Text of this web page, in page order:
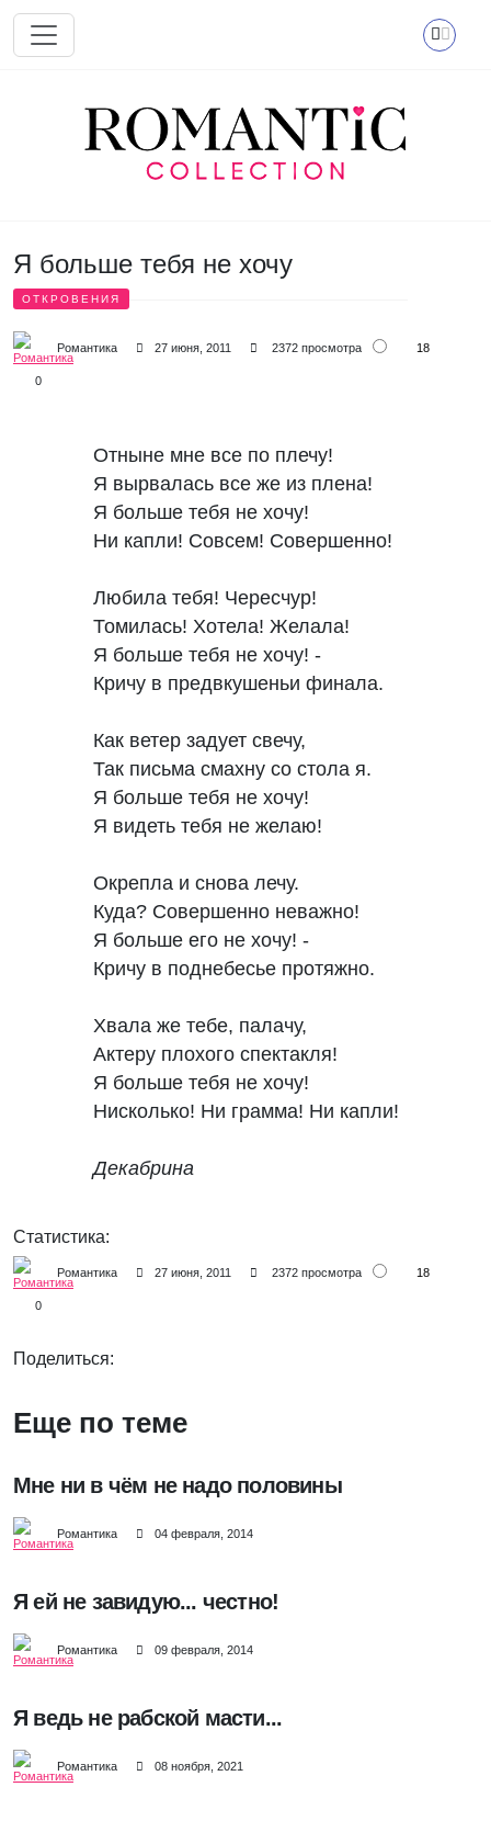
Перейти к основному содержанию
Я больше тебя не хочу
ОТКРОВЕНИЯ
Романтика 27 июня, 2011 2372 просмотра 18
0
Отныне мне все по плечу!
Я вырвалась все же из плена!
Я больше тебя не хочу!
Ни капли! Совсем! Совершенно!
Любила тебя! Чересчур!
Томилась! Хотела! Желала!
Я больше тебя не хочу! -
Кричу в предвкушеньи финала.
Как ветер задует свечу,
Так письма смахну со стола я.
Я больше тебя не хочу!
Я видеть тебя не желаю!
Окрепла и снова лечу.
Куда? Совершенно неважно!
Я больше его не хочу! -
Кричу в поднебесье протяжно.
Хвала же тебе, палачу,
Актеру плохого спектакля!
Я больше тебя не хочу!
Нисколько! Ни грамма! Ни капли!
Декабрина
Статистика:
Романтика 27 июня, 2011 2372 просмотра 18
0
Поделиться:
Еще по теме
Мне ни в чём не надо половины
Романтика 04 февраля, 2014
Я ей не завидую... честно!
Романтика 09 февраля, 2014
Я ведь не рабской масти...
Романтика 08 ноября, 2021